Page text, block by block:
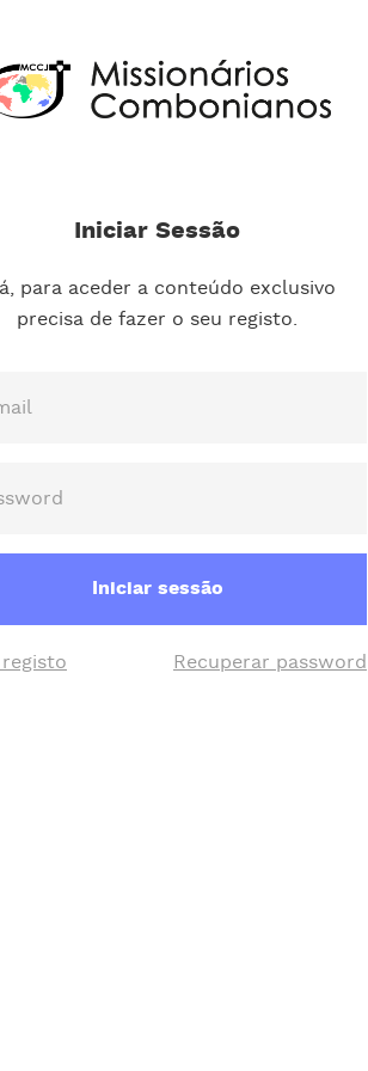
Iniciar Sessão
para aceder a conteúdo exclusivo
precisa de fazer o seu registo.
Iniciar sessão
Recuperar password